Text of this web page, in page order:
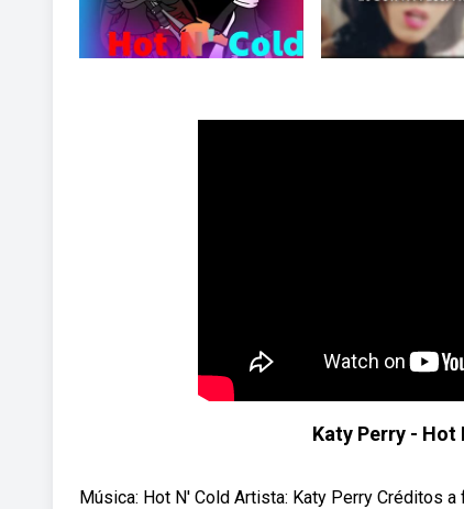
Katy Perry -
Música: Hot N' Cold Artista: Katy Perry Créditos